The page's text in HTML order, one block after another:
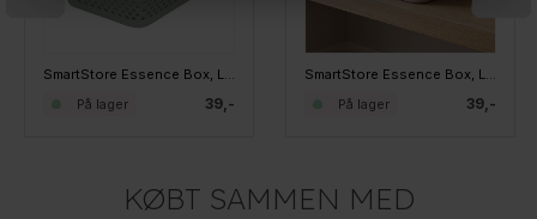
SmartStore Essence Box, Large, Salviegrøn
39,-
På lager
SmartStore Essence Box, Large, Off white
39,-
På lager
KØBT SAMMEN MED